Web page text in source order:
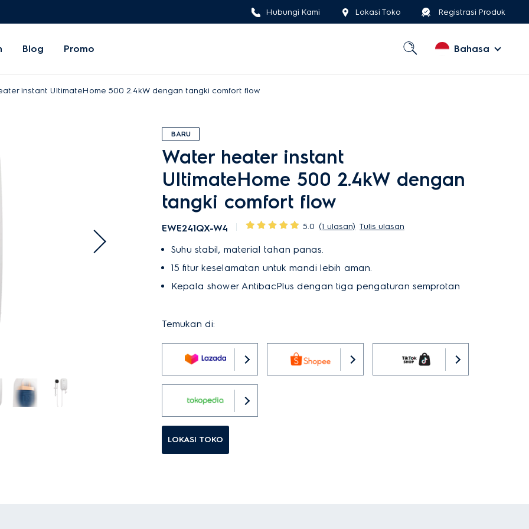
Hubungi Kami Lokasi Toko Registrasi Produk
Blog Promo Bahasa
instant UltimateHome 500 2.4kW dengan tangki comfort flow
BARU
Water heater instant
UltimateHome 500 2.4kW dengan
tangki comfort flow
EWE241QX-W4 5.0 (1 ulasan) Tulis ulasan
Suhu stabil, material tahan panas.
15 fitur keselamatan untuk mandi lebih aman.
Kepala shower AntibacPlus dengan tiga pengaturan semprotan
Temukan di:
LOKASI TOKO